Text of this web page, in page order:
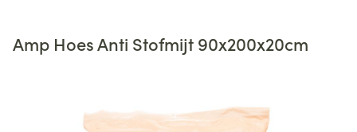
Amp Hoes Anti Stofmijt 90x200x20cm